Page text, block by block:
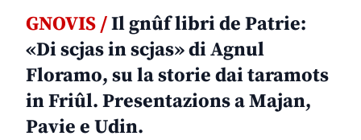
GNOVIS /Il gnûf libri de Patrie:
«Di scjas in scjas» di Agnul
Floramo, su la storie dai taramots
in Friûl. Presentazions a Majan,
Pavie e Udin.